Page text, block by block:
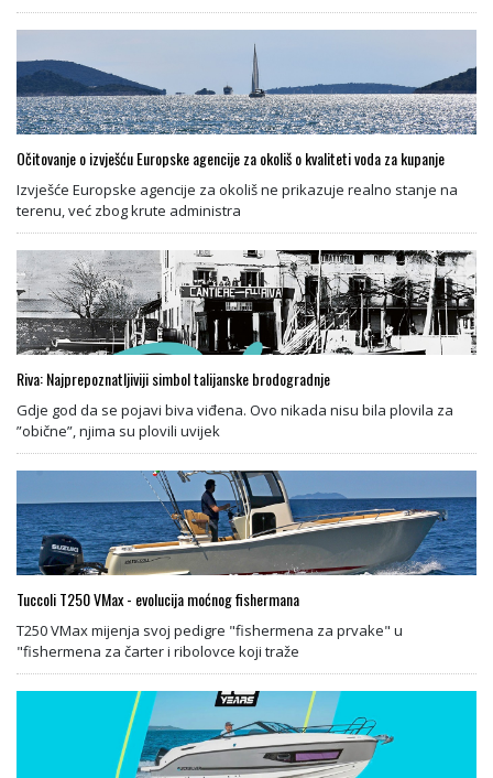
Očitovanje o izvješću Europske agencije za okoliš o kvaliteti voda za kupanje
Izvješće Europske agencije za okoliš ne prikazuje realno stanje na
terenu, već zbog krute administra
Riva: Najprepoznatljiviji simbol talijanske brodogradnje
Gdje god da se pojavi biva viđena. Ovo nikada nisu bila plovila za
”obične”, njima su plovili uvijek
Tuccoli T250 VMax - evolucija moćnog fishermana
T250 VMax mijenja svoj pedigre "fishermena za prvake" u
"fishermena za čarter i ribolovce koji traže